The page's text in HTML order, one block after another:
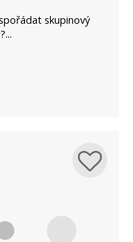
skupinový